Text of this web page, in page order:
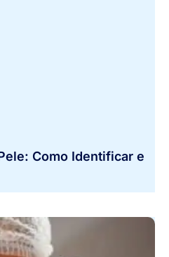
Como Identificar e